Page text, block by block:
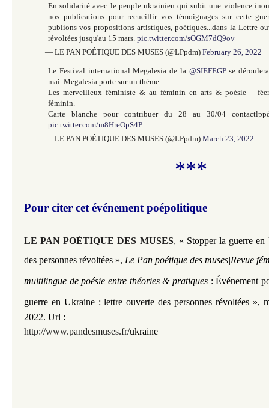
En solidarité avec le peuple ukrainien qui subit une violence
nos publications pour recueillir vos témoignages sur cette
publions vos propositions artistiques, poétiques...dans la Lettre
révoltées jusqu'au 15 mars. pic.twitter.com/sOGM7dQ9ov
— LE PAN POÉTIQUE DES MUSES (@LPpdm) February 26, 2022
Le Festival international Megalesia de la @SIEFEGPse
mai. Megalesia porte sur un thème:
Les merveilleux féministe & au féminin en arts & poésie =
féminin.
Carte blanche pour contribuer du 28 au 30/04
pic.twitter.com/m8HreOpS4P
— LE PAN POÉTIQUE DES MUSES (@LPpdm) March 23, 2022
***
Pour citer cet événement poépolitique
LE PAN POÉTIQUE DES MUSES, « Stopper la guerre
des personnes révoltées », Le Pan poétique des muses|Revue
multilingue de poésie entre théories & pratiques : Événement
guerre en Ukraine : lettre ouverte des personnes révoltées »,
2022. Url :
http://www.pandesmuses.fr/ukraine